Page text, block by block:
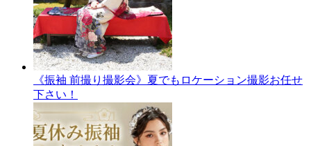
《振袖 前撮り撮影会》夏でもロケーション撮影お任せ
下さい！